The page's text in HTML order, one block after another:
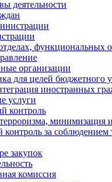
деятельности
функциональных
организации
для целей бюджетного
иностранных
услуги
контроль
минимизация
за
закупок
комиссия